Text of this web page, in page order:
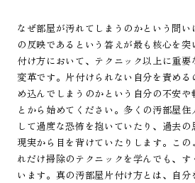
なぜ部屋が汚れてしまうのかという問
の反映であるという答えが最も核心を
付け方において、テクニック以上に重
変革です。片付けられない自分を責め
め込んでしまうのかという自分の不安や
とから始めてください。多くの汚部屋
して過度な恐怖を抱いていたり、過去
現実から目を背けていたりします。こ
れだけ掃除のテクニックを学んでも、す
います。真の汚部屋片付け方とは、自分